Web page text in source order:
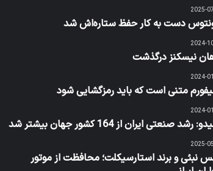
2025-
دست به کار حفظ ستاره‌اش شد
2024-
نیسکنز درگذشت
2024-
متنی است که باید رمزگشایی شود
2024-
رشد صنعتی ایران از 164 کشور جهان بیشتر شد
2025-
نبئی و برند استارسیکلت؛ محافظت از موتور